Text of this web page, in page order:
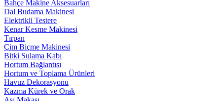
Bahçe Makine Aksesuarları
Dal Budama Makinesi
Elektrikli Testere
Kenar Kesme Makinesi
Tırpan
Çim Biçme Makinesi
Bitki Sulama Kabı
Hortum Bağlantısı
Hortum ve Toplama Ürünleri
Havuz Dekorasyonu
Kazma Kürek ve Orak